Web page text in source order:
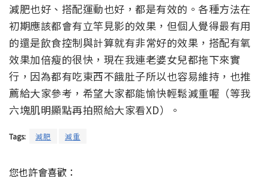
減肥也好、搭配運動也好，都是有效的。各種方法在
初期應該都會有立竿見影的效果，但個人覺得最有用
的還是飲食控制與計算就有非常好的效果，搭配有氧
效果加倍瘦的很快，現在我連老婆女兒都拖下來實
行，因為都有吃東西不餓肚子所以也容易維持，也推
薦給大家參考，希望大家都能愉快輕鬆減重喔（等我
六塊肌明顯點再拍照給大家看XD）。
Tags: 減肥 減重
您也許會喜歡：